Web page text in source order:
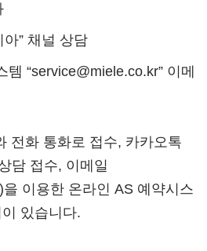
아” 채널 상담
“service@miele.co.kr” 이메
전화 통화로 접수, 카카오톡
담 접수, 이메일
이용한 온라인 AS 예약시스
있습니다.